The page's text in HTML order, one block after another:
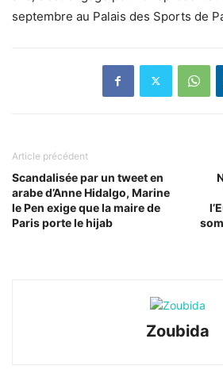
septembre au Palais des Sports de
Article précédent
Scandalisée par un tweet en
arabe d’Anne Hidalgo, Marine
le Pen exige que la maire de
Paris porte le hijab
Zoubida